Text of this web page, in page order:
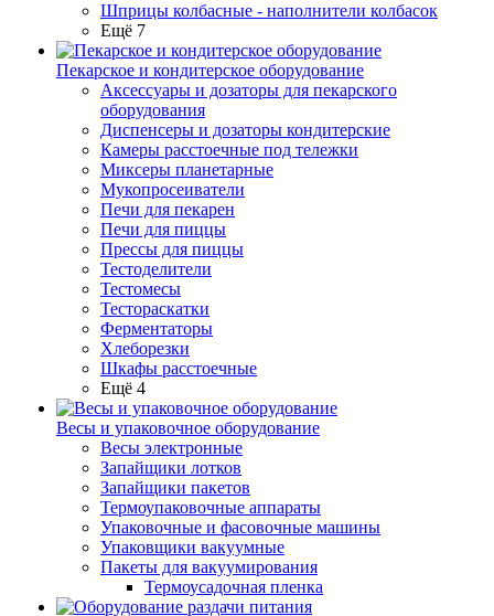
Шприцы колбасные - наполнители колбасок
Ещё 7
Пекарское и кондитерское оборудование
Аксессуары и дозаторы для пекарского
оборудования
Диспенсеры и дозаторы кондитерские
Камеры расстоечные под тележки
Миксеры планетарные
Мукопросеиватели
Печи для пекарен
Печи для пиццы
Прессы для пиццы
Тестоделители
Тестомесы
Тестораскатки
Ферментаторы
Хлеборезки
Шкафы расстоечные
Ещё 4
Весы и упаковочное оборудование
Весы электронные
Запайщики лотков
Запайщики пакетов
Термоупаковочные аппараты
Упаковочные и фасовочные машины
Упаковщики вакуумные
Пакеты для вакуумирования
Термоусадочная пленка